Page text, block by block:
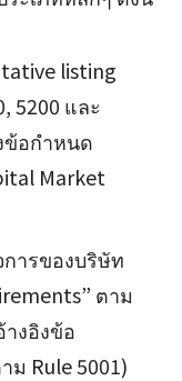
listing
5200 และ
ข้อกำหนด
Market
ารของบริษัท
ตาม
างอิงข้อ
Rule 5001)